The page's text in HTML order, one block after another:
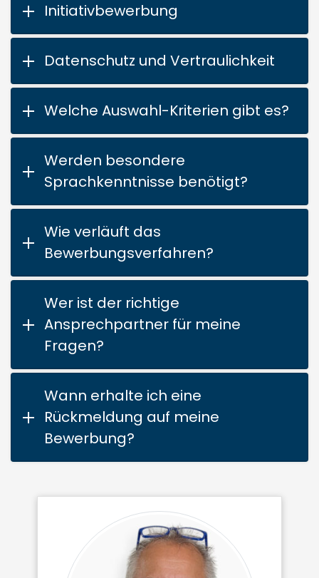
Initiativbewerbung
Datenschutz und Vertraulichkeit
Welche Auswahl-Kriterien gibt es?
Werden besondere
Sprachkenntnisse benötigt?
Wie verläuft das
Bewerbungsverfahren?
Wer ist der richtige
Ansprechpartner für meine
Fragen?
Wann erhalte ich eine
Rückmeldung auf meine
Bewerbung?